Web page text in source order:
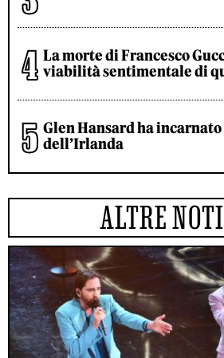
La morte di Francesco
viabilità sentimentale di
Glen Hansard ha
dell’Irlanda
ALTRE